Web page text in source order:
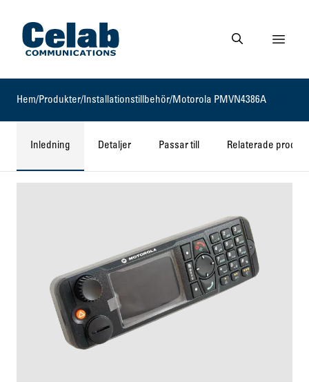
Gå till startsidan
Gå till söksidan
Visa
Hem/Produkter/ Installationstillbehör/ Motorola PMVN4386A
Inledning Detaljer Passar till Relaterade